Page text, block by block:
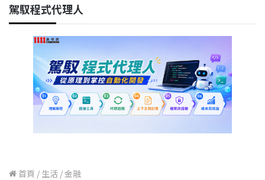
駕馭程式代理人